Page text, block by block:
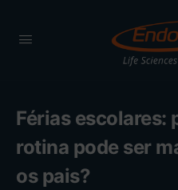
Férias escolares:
rotina pode ser
os pais?